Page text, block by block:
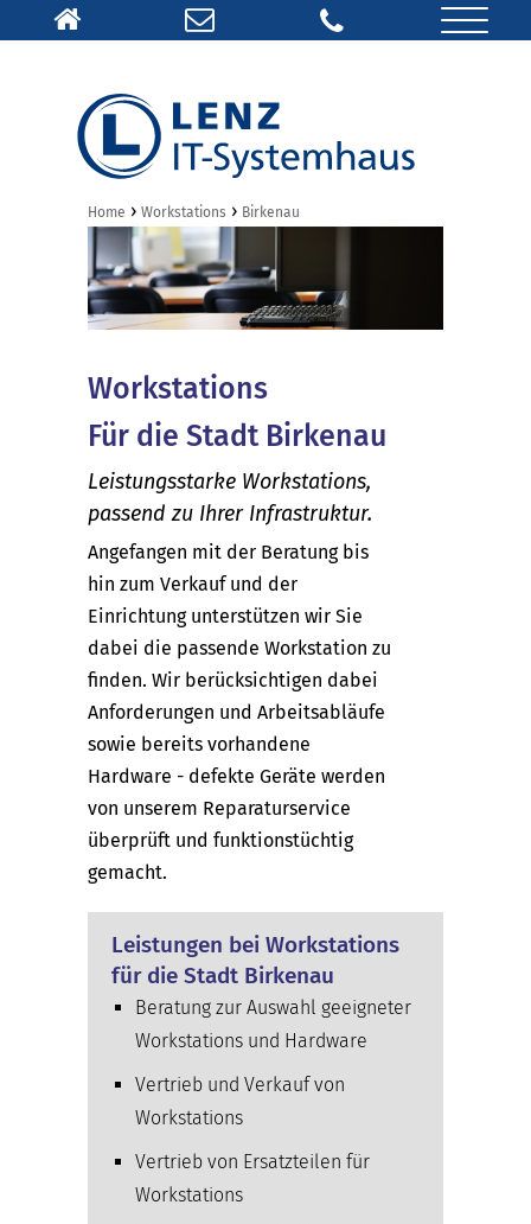
Home › Workstations › Birkenau
Workstations
Für die Stadt Birkenau
Leistungsstarke Workstations,
passend zu Ihrer Infrastruktur.
Angefangen mit der Beratung bis
hin zum Verkauf und der
Einrichtung unterstützen wir Sie
dabei die passende Workstation zu
finden. Wir berücksichtigen dabei
Anforderungen und Arbeitsabläufe
sowie bereits vorhandene
Hardware - defekte Geräte werden
von unserem Reparaturservice
überprüft und funktionstüchtig
gemacht.
Leistungen bei Workstations
für die Stadt Birkenau
Beratung zur Auswahl geeigneter
Workstations und Hardware
Vertrieb und Verkauf von
Workstations
Vertrieb von Ersatzteilen für
Workstations